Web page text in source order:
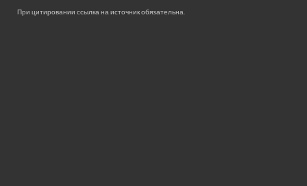
При цитировании ссылка на источник обязательна.